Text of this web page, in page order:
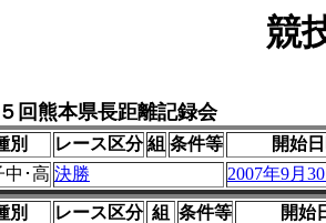
競
回熊本県長距離記録会
別 レース区分 組 条件等
開始
中･高 決勝 2007年9月
別 レース区分 組 条件等
開始